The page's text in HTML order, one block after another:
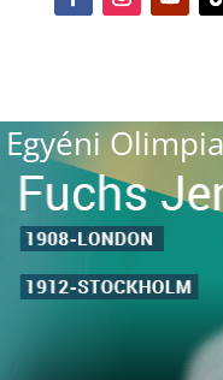
Egyéni